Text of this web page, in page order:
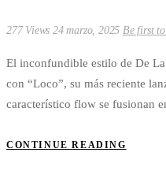
277 Views 24 marzo, 2025Be first
El inconfundible estilo de De
con “Loco”, su más reciente
característico flow se fusionan
CONTINUE READING